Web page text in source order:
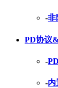
-非
PD协议
-
-内